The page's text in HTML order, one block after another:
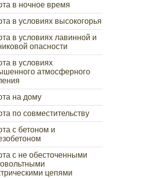
в ночное время
в условиях высокогорья
в условиях лавинной и
опасности
в условиях
атмосферного
на дому
по совместительству
с бетоном и
с не обесточенными
цепями